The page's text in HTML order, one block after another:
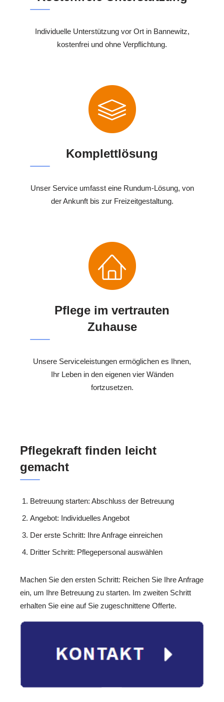
Individuelle Unterstützung vor Ort in Bannewitz,
kostenfrei und ohne Verpflichtung.
Komplettlösung
Unser Service umfasst eine Rundum-Lösung, von
der Ankunft bis zur Freizeitgestaltung.
Pflege im vertrauten
Zuhause
Unsere Serviceleistungen ermöglichen es Ihnen,
Ihr Leben in den eigenen vier Wänden
fortzusetzen.
Pflegekraft finden leicht
gemacht
Betreuung starten: Abschluss der Betreuung
Angebot: Individuelles Angebot
Der erste Schritt: Ihre Anfrage einreichen
Dritter Schritt: Pflegepersonal auswählen
Machen Sie den ersten Schritt: Reichen Sie Ihre Anfrage
ein, um Ihre Betreuung zu starten. Im zweiten Schritt
erhalten Sie eine auf Sie zugeschnittene Offerte.